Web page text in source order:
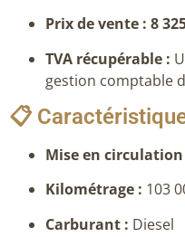
Prix de vente : 8
TVA récupérable :
gestion comptable
📋
Mise en circulation
Kilométrage : 103
Carburant : Diesel